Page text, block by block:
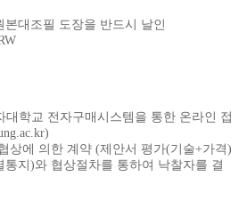
대조필 도장을 반드시 날인
대학교 전자구매시스템을 통한 온라인 접
상에 의한 계약 (제안서 평가(기술+가격)
통지)와 협상절차를 통하여 낙찰자를 결